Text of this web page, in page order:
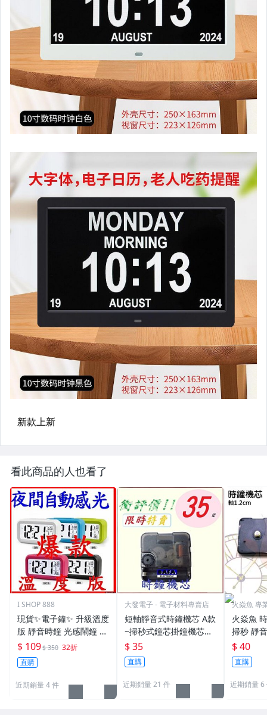
看此商品的人也看了
I SHOP 888
現貨✨電子鐘✨ 升級溫度
版 靜音時鐘 光感鬧鐘 貪
睡 大字幕 聰明鐘 創意LE
D鬧鐘 禮品
$ 109$ 350 32折
直購
近期銷量 4 件
大發電子 - 電子材料專賣店
短軸靜音式時鐘機芯 A款
~掃秒式鐘芯掛鐘機芯錶
芯靜音鐘芯滑動機心DIY
機芯
$ 35
直購
近期銷量 21 件
火焱魚 專
火焱魚
掃秒 靜
mm 螺
零件 機
自製時鐘
$ 40
直購
近期銷量 6